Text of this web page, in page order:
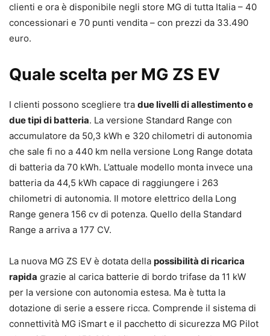
clienti e ora è disponibile negli store MG di tutta Italia – 40
concessionari e 70 punti vendita – con prezzi da 33.490
euro.
Quale scelta per MG ZS EV
I clienti possono scegliere tra due livelli di allestimento e
due tipi di batteria. La versione Standard Range con
accumulatore da 50,3 kWh e 320 chilometri di autonomia
che sale fi no a 440 km nella versione Long Range dotata
di batteria da 70 kWh. L’attuale modello monta invece una
batteria da 44,5 kWh capace di raggiungere i 263
chilometri di autonomia. Il motore elettrico della Long
Range genera 156 cv di potenza. Quello della Standard
Range a arriva a 177 CV.
La nuova MG ZS EV è dotata della possibilità di ricarica
rapida grazie al carica batterie di bordo trifase da 11 kW
per la versione con autonomia estesa. Ma è tutta la
dotazione di serie a essere ricca. Comprende il sistema di
connettività MG iSmart e il pacchetto di sicurezza MG Pilot